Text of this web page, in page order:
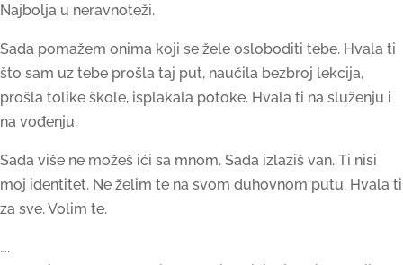
Najbolja u neravnoteži.
Sada pomažem onima koji se žele osloboditi tebe. Hvala ti
što sam uz tebe prošla taj put, naučila bezbroj lekcija,
prošla tolike škole, isplakala potoke. Hvala ti na služenju i
na vođenju.
Sada više ne možeš ići sa mnom. Sada izlaziš van. Ti nisi
moj identitet. Ne želim te na svom duhovnom putu. Hvala ti
za sve. Volim te.
….